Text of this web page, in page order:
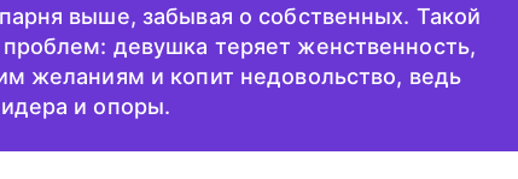
выше, забывая о собственных. Такой
девушка теряет женственность,
желаниям и копит недовольство, ведь
и опоры.